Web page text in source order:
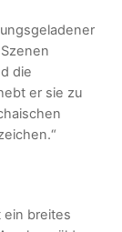
die
er sie zu
ein breites